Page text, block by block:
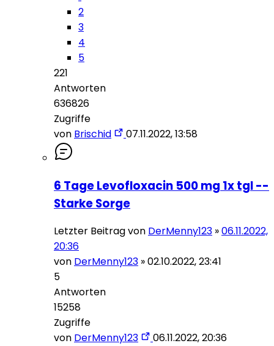
2
3
4
5
221
Antworten
636826
Zugriffe
von Brischid 07.11.2022, 13:58
6 Tage Levofloxacin 500 mg 1x tgl --
Starke Sorge
Letzter Beitrag von DerMenny123 »06.11.2022,
20:36
von DerMenny123 »02.10.2022, 23:41
5
Antworten
15258
Zugriffe
von DerMenny123 06.11.2022, 20:36